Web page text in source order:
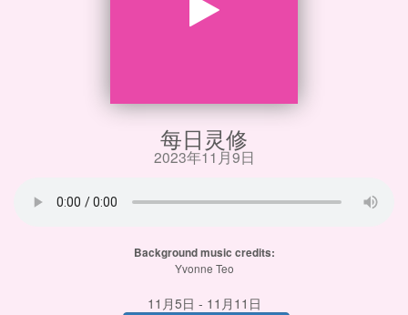
每日灵修
2023年11月9日
Background music credits:
Yvonne Teo
11月5日 - 11月11日